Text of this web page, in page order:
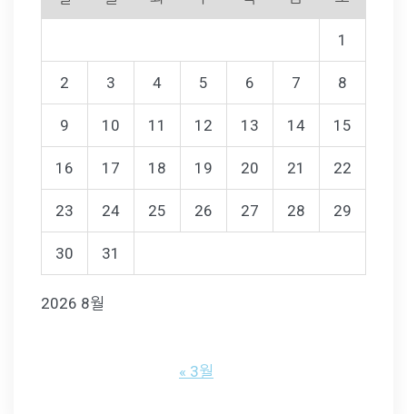
2026 8월
1
2 3 4 5 6 7 8
9 10 11 12 13 14 15
16 17 18 19 20 21 22
23 24 25 26 27 28 29
30 31
« 3월